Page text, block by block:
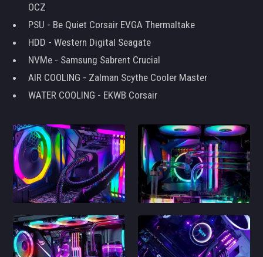
OCZ
PSU - Be Quiet Corsair EVGA Thermaltake
HDD - Western Digital Seagate
NVMe - Samsung Sabrent Crucial
AIR COOLING - Zalman Scythe Cooler Master
WATER COOLING - EKWB Corsair